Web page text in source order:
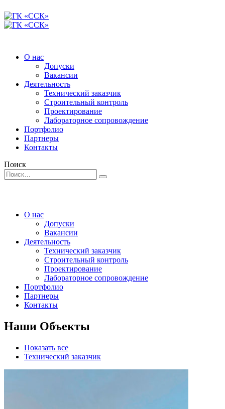
О нас
Допуски
Вакансии
Деятельность
Технический заказчик
Строительный контроль
Проектирование
Лабораторное сопровождение
Портфолио
Партнеры
Контакты
Поиск
О нас
Допуски
Вакансии
Деятельность
Технический заказчик
Строительный контроль
Проектирование
Лабораторное сопровождение
Портфолио
Партнеры
Контакты
Наши Объекты
Показать все
Технический заказчик